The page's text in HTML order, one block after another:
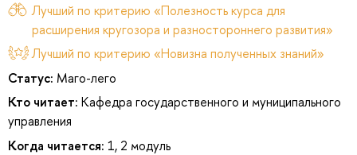
Лучший по критерию «Полезность курса для
расширения кругозора и разностороннего развития»
Лучший по критерию «Новизна полученных знаний»
Статус: Маго-лего
Кто читает: Кафедра государственного и муниципального
управления
Когда читается: 1, 2 модуль